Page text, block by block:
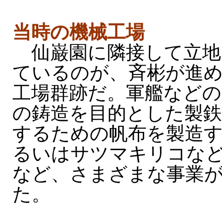
当時の機械工場
仙巌園に隣接して立
ているのが、斉彬が進
工場群跡だ。軍艦など
の鋳造を目的とした製
するための帆布を製造
るいはサツマキリコな
など、さまざまな事業
た。